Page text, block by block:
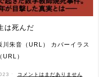
は死んだ
川朱音（URL） カバーイラス
URL）
ˑ
コメントはまだありません